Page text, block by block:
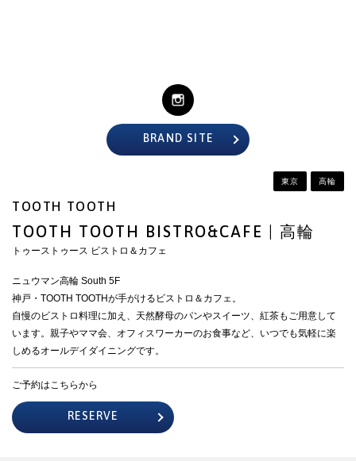
BRAND SITE
東京 高輪
TOOTH TOOTH
TOOTH TOOTH BISTRO&CAFE | 高輪
トゥーストゥース ビストロ＆カフェ
ニュウマン高輪 South 5F
神戸・TOOTH TOOTHが手がけるビストロ＆カフェ。
自慢のビストロ料理に加え、天然酵母のパンやスイーツ、紅茶もご用意して
います。親子やママ会、オフィスワーカーのお食事など、いつでも気軽に楽
しめるオールデイダイニングです。
ご予約はこちらから
RESERVE